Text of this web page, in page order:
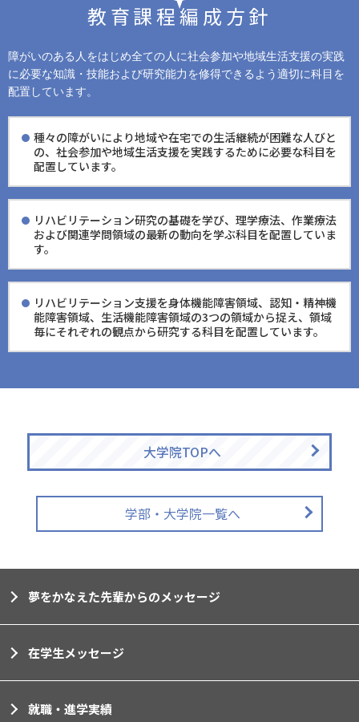
教育課程編成方針
障がいのある人をはじめ全ての人に社会参加や地域生活支援の実践
に必要な知識・技能および研究能力を修得できるよう適切に科目を
配置しています。
種々の障がいにより地域や在宅での生活継続が困難な人びと
の、社会参加や地域生活支援を実践するために必要な科目を
配置しています。
リハビリテーション研究の基礎を学び、理学療法、作業療法
および関連学問領域の最新の動向を学ぶ科目を配置していま
す。
リハビリテーション支援を身体機能障害領域、認知・精神機
能障害領域、生活機能障害領域の3つの領域から捉え、領域
毎にそれぞれの観点から研究する科目を配置しています。
大学院TOPへ
学部・大学院一覧へ
夢をかなえた先輩からのメッセージ
在学生メッセージ
就職・進学実績